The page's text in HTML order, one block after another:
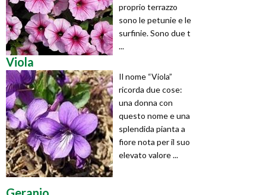
proprio terrazzo
sono le petunie e le
surfinie. Sono due t
...
Viola
Il nome “Viola”
ricorda due cose:
una donna con
questo nome e una
splendida pianta a
fiore nota per il suo
elevato valore ...